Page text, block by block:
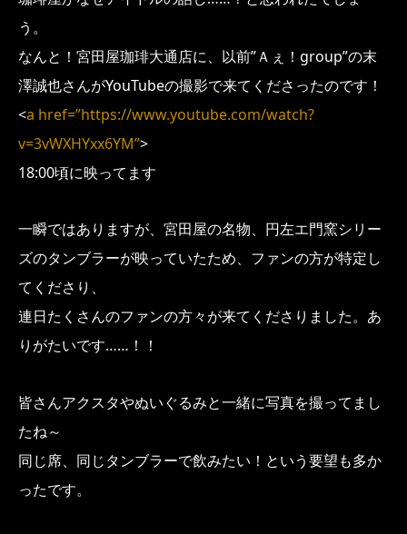
う。
なんと！宮田屋珈琲大通店に、以前”Ａぇ！group”の末
澤誠也さんがYouTubeの撮影で来てくださったのです！
<a href=”https://www.youtube.com/watch?
v=3vWXHYxx6YM”>
18:00頃に映ってます
一瞬ではありますが、宮田屋の名物、円左エ門窯シリー
ズのタンブラーが映っていたため、ファンの方が特定し
てくださり、
連日たくさんのファンの方々が来てくださりました。あ
りがたいです……！！
皆さんアクスタやぬいぐるみと一緒に写真を撮ってまし
たね～
同じ席、同じタンブラーで飲みたい！という要望も多か
ったです。